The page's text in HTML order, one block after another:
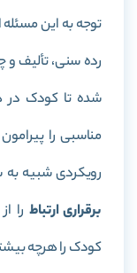
توجه به این مسئله
رده سنی، تألیف
شده تا کودک در
مناسبی را
رویکردی شبیه به
برقراری ارتباط را
کودک را هرچه